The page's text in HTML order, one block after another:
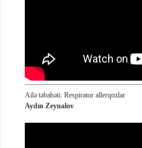
Ailə təbabəti: Respirator allerqozlar
Aydın Zeynalov